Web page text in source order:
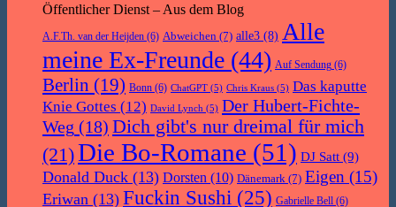
Öffentlicher Dienst – Aus dem Blog
A.F.Th. van der Heijden (6) Abweichen (7) alle3 (8) Alle
meine Ex-Freunde (44) Auf Sendung (6)
Berlin (19) Bonn (6) ChatGPT (5) Chris Kraus (5) Das kaputte
Knie Gottes (12) David Lynch (5) Der Hubert-Fichte-
Weg (18) Dich gibt's nur dreimal für mich
(21)Die Bo-Romane (51) DJ Satt (9)
Donald Duck (13) Dorsten (10) Dänemark (7) Eigen (15)
Eriwan (13) Fuckin Sushi (25) Gabrielle Bell (6)